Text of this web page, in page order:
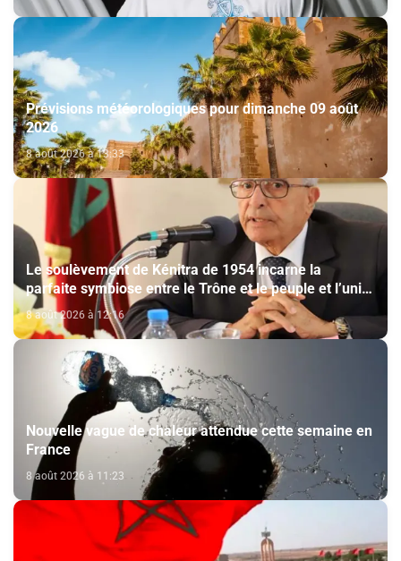
Prévisions météorologiques pour dimanche 09 août
2026
8 août 2026 à 13:33
Le soulèvement de Kénitra de 1954 incarne la
parfaite symbiose entre le Trône et le peuple et l’unité
de volonté et de destin (M. El Ktiri)
8 août 2026 à 12:16
Nouvelle vague de chaleur attendue cette semaine en
France
8 août 2026 à 11:23